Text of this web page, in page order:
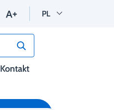
PL Wersja polska
Kontakt